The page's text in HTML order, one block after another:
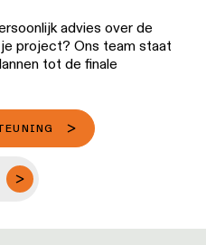
stories
Lineaire
verlichting
SNELKOPPELINGEN
de
productcatalogus
Abonneren
nieuwsbrief
advies over de
project? Ons team staat
tot de finale